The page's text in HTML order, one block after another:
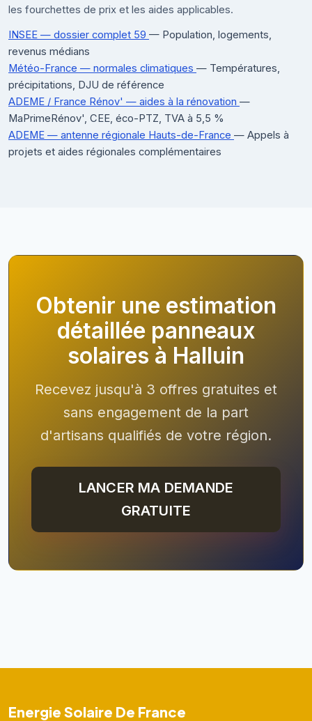
les fourchettes de prix et les aides applicables.
INSEE — dossier complet 59 — Population, logements,
revenus médians
Météo-France — normales climatiques — Températures,
précipitations, DJU de référence
ADEME / France Rénov' — aides à la rénovation —
MaPrimeRénov', CEE, éco-PTZ, TVA à 5,5 %
ADEME — antenne régionale Hauts-de-France — Appels à
projets et aides régionales complémentaires
Obtenir une estimation
détaillée panneaux
solaires à Halluin
Recevez jusqu'à 3 offres gratuites et
sans engagement de la part
d'artisans qualifiés de votre région.
LANCER MA DEMANDE
GRATUITE
Energie Solaire De France